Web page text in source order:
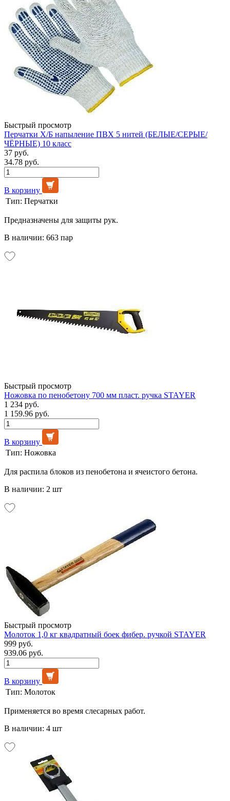
Быстрый просмотр
Перчатки Х/Б напыление ПВХ 5 нитей (БЕЛЫЕ/СЕРЫЕ/
ЧЁРНЫЕ) 10 класс
37 руб.
34.78 руб.
В корзину
Тип: Перчатки
Предназначены для защиты рук.
В наличии: 663 пар
Быстрый просмотр
Ножовка по пенобетону 700 мм пласт. ручка STAYER
1 234 руб.
1 159.96 руб.
В корзину
Тип: Ножовка
Для распила блоков из пенобетона и ячеистого бетона.
В наличии: 2 шт
Быстрый просмотр
Молоток 1,0 кг квадратный боек фибер. ручкой STAYER
999 руб.
939.06 руб.
В корзину
Тип: Молоток
Применяется во время слесарных работ.
В наличии: 4 шт